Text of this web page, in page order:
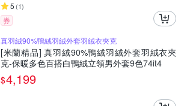
5 (1)
券
真羽絨90%鴨絨羽絨外套羽絨衣夾克
[米蘭精品] 真羽絨90%鴨絨羽絨外套羽絨衣夾
克-保暖多色百搭白鴨絨立領男外套9色74it4
$4,199